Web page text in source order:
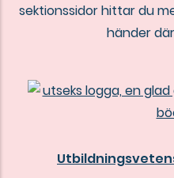
sektionssidor hittar du
händer